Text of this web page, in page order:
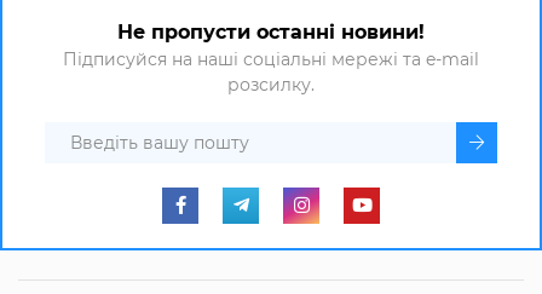
Не пропусти останні новини!
Підписуйся на наші соціальні мережі та e-mail
розсилку.